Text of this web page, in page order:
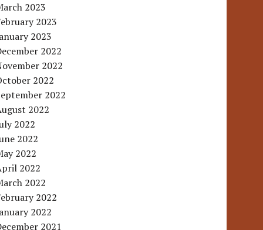
2023
2023
2023
2022
2022
2022
2022
2022
2022
2022
2022
2022
2022
2022
2022
2021